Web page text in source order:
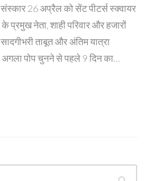
26 अप्रैल को सेंट पीटर्स स्क्वायर
प्रमुख नेता, शाही परिवार और हजारों
ताबूत और अंतिम यात्रा
अगला पोप चुनने से पहले 9 दिन का